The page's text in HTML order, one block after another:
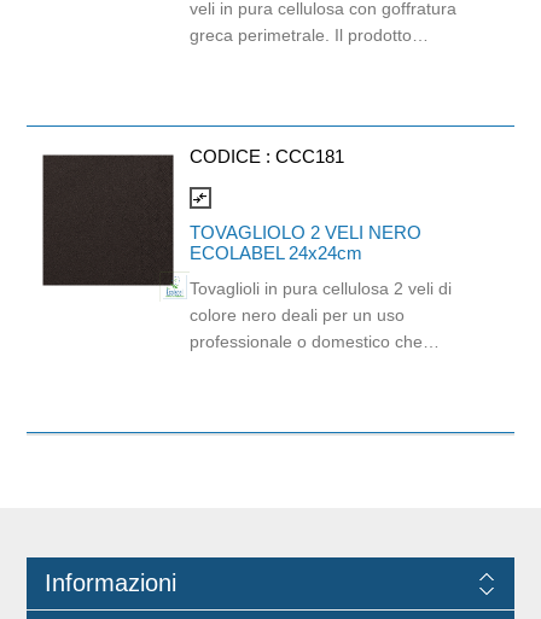
veli in pura cellulosa con goffratura
greca perimetrale. Il prodotto
CODICE : CCC181
compare_arrows
TOVAGLIOLO 2 VELI NERO
ECOLABEL 24x24cm
Tovaglioli in pura cellulosa 2 veli di
colore nero deali per un uso
professionale o domestico che
Informazioni